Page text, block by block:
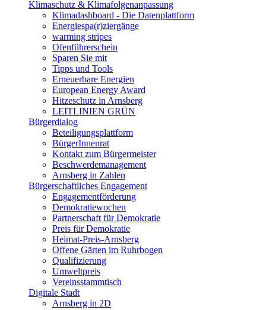
Klimaschutz & Klimafolgenanpassung
Klimadashboard - Die Datenplattform
Energiespa(r)ziergänge
warming stripes
Ofenführerschein
Sparen Sie mit
Tipps und Tools
Erneuerbare Energien
European Energy Award
Hitzeschutz in Arnsberg
LEITLINIEN GRÜN
Bürgerdialog
Beteiligungsplattform
BürgerInnenrat
Kontakt zum Bürgermeister
Beschwerdemanagement
Arnsberg in Zahlen
Bürgerschaftliches Engagement
Engagementförderung
Demokratiewochen
Partnerschaft für Demokratie
Preis für Demokratie
Heimat-Preis-Arnsberg
Offene Gärten im Ruhrbogen
Qualifizierung
Umweltpreis
Vereinsstammtisch
Digitale Stadt
Arnsberg in 2D